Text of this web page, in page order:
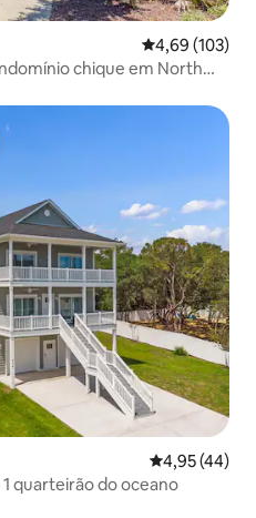
4,69 de uma
4,69 (103)
chique em North
hóspedes
4,95 de uma
4,95 (44)
1 quarteirão do oceano